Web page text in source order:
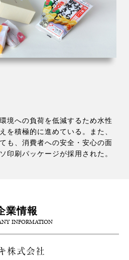
境への負荷を低減するため水性
を積極的に進めている。また、
も、消費者への安全・安心の面
印刷パッケージが採用された。
業情報
INFORMATION
株式会社